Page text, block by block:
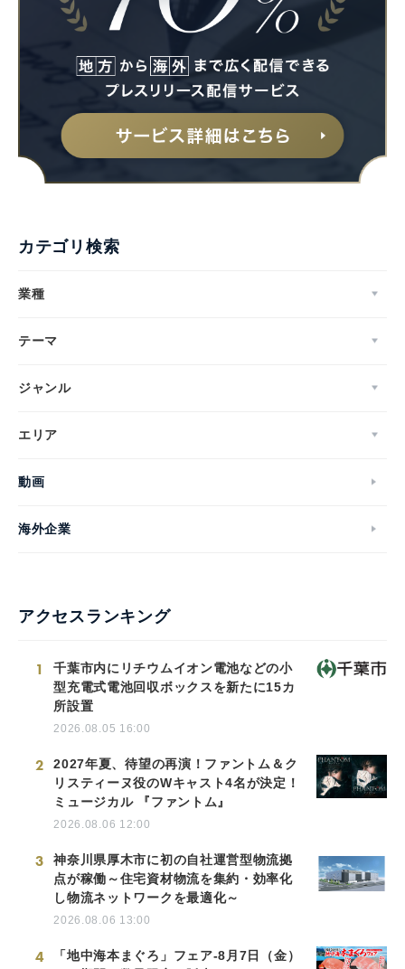
カテゴリ検索
業種
テーマ
ジャンル
エリア
動画
海外企業
アクセスランキング
1
千葉市内にリチウムイオン電池などの小
型充電式電池回収ボックスを新たに15カ
所設置
2026.08.05 16:00
2
2027年夏、待望の再演！ファントム＆ク
リスティーヌ役のWキャスト4名が決定！
ミュージカル 『ファントム』
2026.08.06 12:00
3
神奈川県厚木市に初の自社運営型物流拠
点が稼働～住宅資材物流を集約・効率化
し物流ネットワークを最適化～
2026.08.06 13:00
4
「地中海本まぐろ」フェア-8月7日（金）